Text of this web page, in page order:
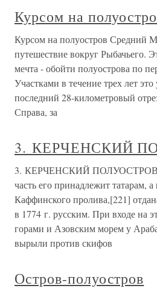
Курсом на
Курсом на полуостров Средний
путешествие вокруг Рыбачьего.
мечта - обойти полуострова по
Участками в течение трех лет
последний 28-километровый
Справа, за
3. КЕРЧЕНСКИЙ
3. КЕРЧЕНСКИЙ ПОЛУОСТРОВ
часть его принадлежит татарам, а
Каффинского пролива,[221]
в 1774 г. русским. При входе на
горами и Азовским морем у
вырыли против скифов
Остров-полуостров